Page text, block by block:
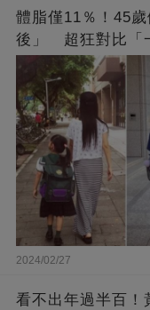
體脂僅11％！45
後」 超狂對比「
長：媽媽變姊姊❤
2024/02/27
看不出年過半百